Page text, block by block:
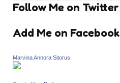
Follow Me on Twitter
Add Me on Facebook
Marvina Annora Sitorus